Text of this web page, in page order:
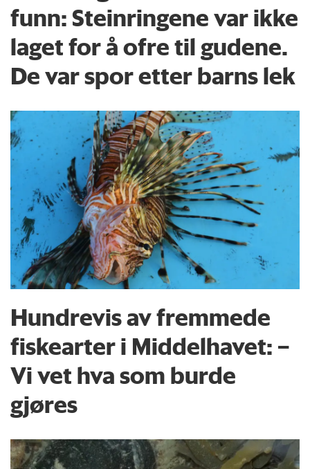
funn: Steinringene var ikke
laget for å ofre til gudene.
De var spor etter barns lek
Hundrevis av fremmede
fiskearter i Middelhavet: –
Vi vet hva som burde
gjøres